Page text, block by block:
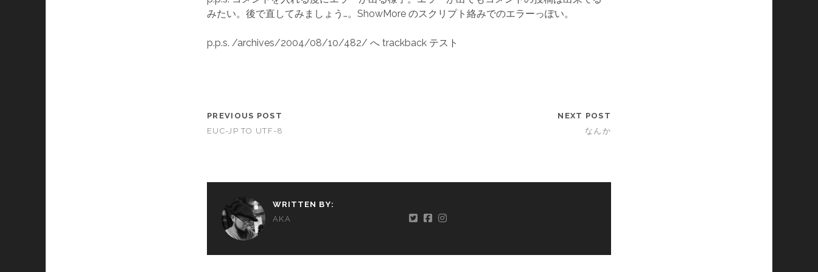
みたい。後で直してみましょう…。ShowMore のスクリプト絡みでのエラーっぽい。
p.p.s. /archives/2004/08/10/482/ へ trackback テスト
PREVIOUS POST
EUC-JP TO UTF-8
NEXT POST
なんか
WRITTEN BY:
AKA